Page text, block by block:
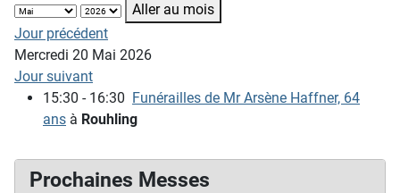
Aller au mois
Jour précédent
Mercredi 20 Mai 2026
Jour suivant
15:30 - 16:30 Funérailles de Mr Arsène Haffner, 64
ans à Rouhling
Prochaines Messes